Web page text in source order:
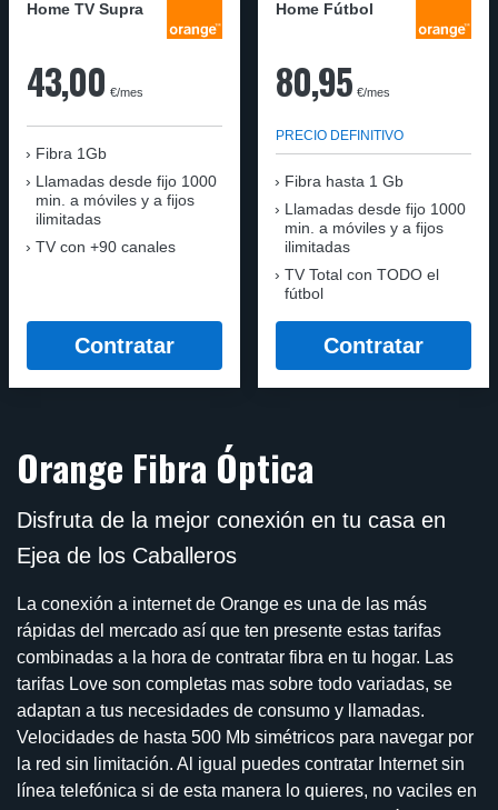
Home TV Supra
43,00 €/mes
Fibra 1Gb
Llamadas desde fijo 1000
min. a móviles y a fijos
ilimitadas
TV con +90 canales
Contratar
Home Fútbol
80,95 €/mes
PRECIO DEFINITIVO
Fibra hasta 1 Gb
Llamadas desde fijo 1000
min. a móviles y a fijos
ilimitadas
TV Total con TODO el
fútbol
Contratar
Orange Fibra Óptica
Disfruta de la mejor conexión en tu casa en
Ejea de los Caballeros
La conexión a internet de Orange es una de las más
rápidas del mercado así que ten presente estas tarifas
combinadas a la hora de contratar fibra en tu hogar. Las
tarifas Love son completas mas sobre todo variadas, se
adaptan a tus necesidades de consumo y llamadas.
Velocidades de hasta 500 Mb simétricos para navegar por
la red sin limitación. Al igual puedes contratar Internet sin
línea telefónica si de esta manera lo quieres, no vaciles en